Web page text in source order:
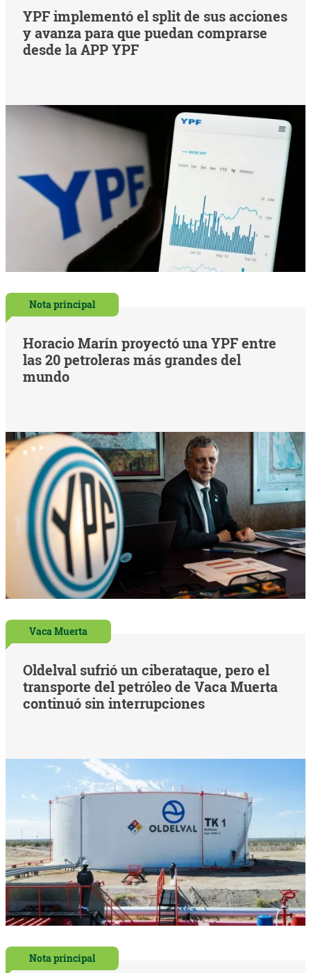
YPF implementó el split de sus acciones
y avanza para que puedan comprarse
desde la APP YPF
Nota principal
Horacio Marín proyectó una YPF entre
las 20 petroleras más grandes del
mundo
Vaca Muerta
Oldelval sufrió un ciberataque, pero el
transporte del petróleo de Vaca Muerta
continuó sin interrupciones
Nota principal